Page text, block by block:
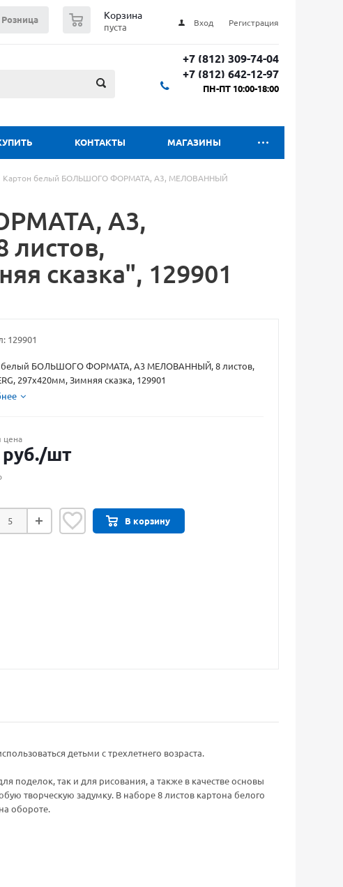
Вход Регистрация
Корзина
пуста
Розница
+7 (812) 309-74-04
+7 (812) 642-12-97
ПН-ПТ 10:00-18:00
КОНТАКТЫ МАГАЗИНЫ
Картон белый БОЛЬШОГО ФОРМАТА, А3, МЕЛОВАННЫЙ
А3,
сказка", 129901
129901
белый БОЛЬШОГО ФОРМАТА, А3 МЕЛОВАННЫЙ, 8 листов,
297х420мм, Зимняя сказка, 129901
цена
руб./шт
В корзину
детьми с трехлетнего возраста.
поделок, так и для рисования, а также в качестве основы
творческую задумку. В наборе 8 листов картона белого
обороте.